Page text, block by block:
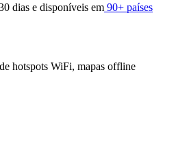
dias e disponíveis em 90+ países
hotspots WiFi, mapas offline